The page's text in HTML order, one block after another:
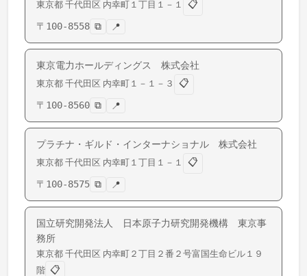
東京都 千代田区 内幸町 １丁目１－１
📋
〒 100-8558 ⧉ 📍
東京電力ホールディングス 株式会社
東京都 千代田区 内幸町 １－１－３
📋
〒 100-8560 ⧉ 📍
プラチナ・ギルド・インターナショナル 株式会社
東京都 千代田区 内幸町 １丁目１－１
📋
〒 100-8575 ⧉ 📍
国立研究開発法人 日本原子力研究開発機構 東京事
務所
東京都 千代田区 内幸町 ２丁目２番２号富国生命ビル１９
階 📋